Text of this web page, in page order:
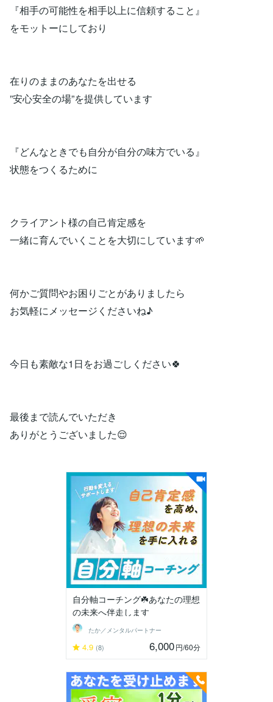
『相手の可能性を相手以上に信頼すること』
をモットーにしており
在りのままのあなたを出せる
”安心安全の場”を提供しています
『どんなときでも自分が自分の味方でいる』
状態をつくるために
クライアント様の自己肯定感を
一緒に育んでいくことを大切にしています🌱
何かご質問やお困りごとがありましたら
お気軽にメッセージくださいね♪
今日も素敵な1日をお過ごしください🍀
最後まで読んでいただき
ありがとうございました😌
自分軸コーチング☘️あなたの理想
の未来へ伴走します
たか／メンタルパートナー
4.9 (8) 6,000円/60分